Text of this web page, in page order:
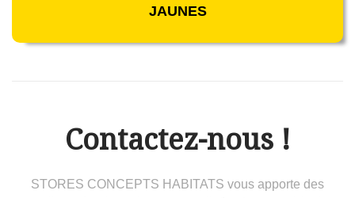
JAUNES
Contactez-nous !
STORES CONCEPTS HABITATS vous apporte des